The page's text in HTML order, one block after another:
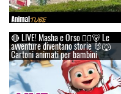
🔴 LIVE! Masha e Orso 👱‍♀️🐻 Le
avventure diventano storie 🐰🐺
Cartoni animati per bambini